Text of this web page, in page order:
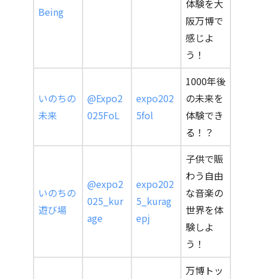
Being
体験を大
阪万博で
感じよ
う！
いのちの
未来
@Expo2
025FoL
expo202
5fol
1000年後
の未来を
体験でき
る！？
いのちの
遊び場
@expo2
025_kur
age
expo202
5_kurag
epj
子供で賑
わう自由
な音楽の
世界を体
験しよ
う！
万博トッ